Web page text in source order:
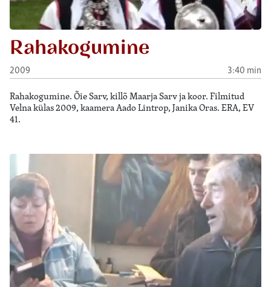
Rahakogumine
2009 3:40 min
Rahakogumine. Õie Sarv, killõ Maarja Sarv ja koor. Filmitud
Velna külas 2009, kaamera Aado Lintrop, Janika Oras. ERA, EV
41.